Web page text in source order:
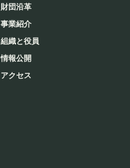
財団沿革
事業紹介
組織と役員
情報公開
アクセス